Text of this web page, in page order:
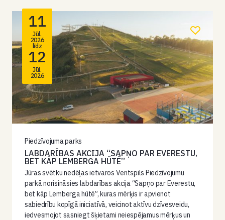
11
Jūl.
2026
līdz
12
Jūl.
2026
Piedzīvojuma parks
LABDARĪBAS AKCIJA “SAPŅO PAR EVERESTU,
BET KĀP LEMBERGA HŪTĒ”
Jūras svētku nedēļas ietvaros Ventspils Piedzīvojumu
parkā norisināsies labdarības akcija “Sapņo par Everestu,
bet kāp Lemberga hūtē”, kuras mērķis ir apvienot
sabiedrību kopīgā iniciatīvā, veicinot aktīvu dzīvesveidu,
iedvesmojot sasniegt šķietami neiespējamus mērķus un